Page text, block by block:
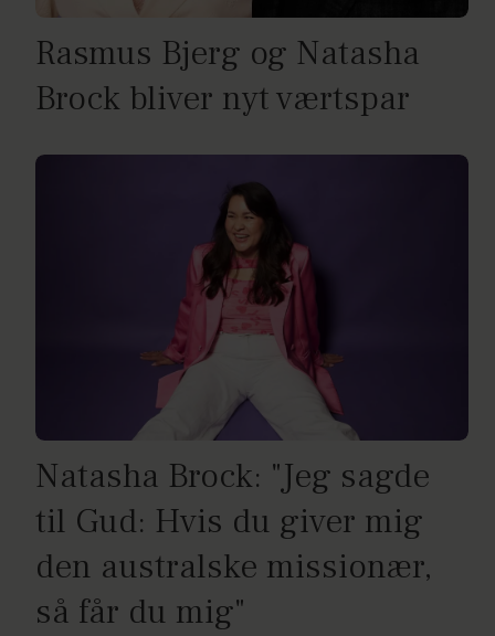
Rasmus Bjerg og Natasha
Brock bliver nyt værtspar
Natasha Brock: "Jeg sagde
til Gud: Hvis du giver mig
den australske missionær,
så får du mig"